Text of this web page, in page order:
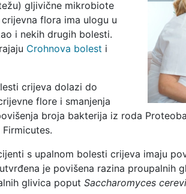
gljivične mikrobiote
flora ima ulogu u
i nekih drugih bolesti.
Crohnova bolest i
crijeva dolazi do
flore i smanjenja
broja bakterija iz roda
s upalnom bolesti crijeva imaju
je povišena razina proupalnih
glivica poput Saccharomyces